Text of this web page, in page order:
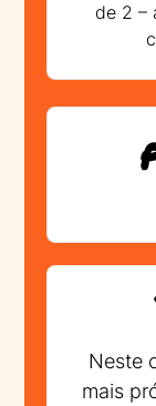
de 2 –
Neste
mais